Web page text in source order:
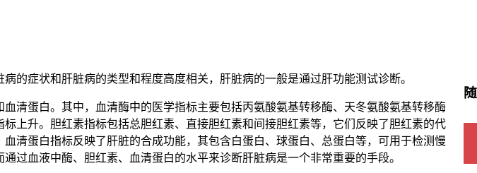
的症状和肝脏病的类型和程度高度相关，肝脏病的一般是通过肝功能测试诊断。
清蛋白。其中，血清酶中的医学指标主要包括丙氨酸氨基转移酶、天冬氨酸氨基转移酶
上升。胆红素指标包括总胆红素、直接胆红素和间接胆红素等，它们反映了胆红素的代
清蛋白指标反映了肝脏的合成功能，其包含白蛋白、球蛋白、总蛋白等，可用于检测慢
过血液中酶、胆红素、血清蛋白的水平来诊断肝脏病是一个非常重要的手段。